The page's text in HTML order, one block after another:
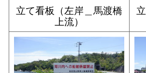
立て看板（左岸＿馬渡橋
上流）